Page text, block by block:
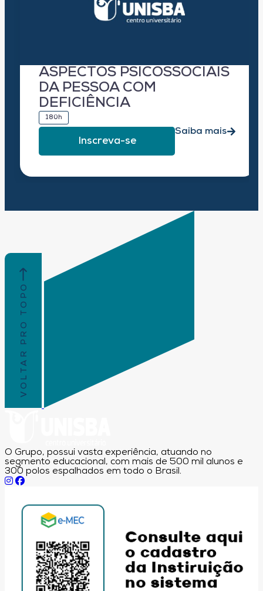
ASPECTOS PSICOSSOCIAIS
DA PESSOA COM
DEFICIÊNCIA
180h
Inscreva-se
Saiba mais
VOLTAR PRO TOPO
O Grupo, possui vasta experiência, atuando no
segmento educacional, com mais de 500 mil alunos e
300 polos espalhados em todo o Brasil.